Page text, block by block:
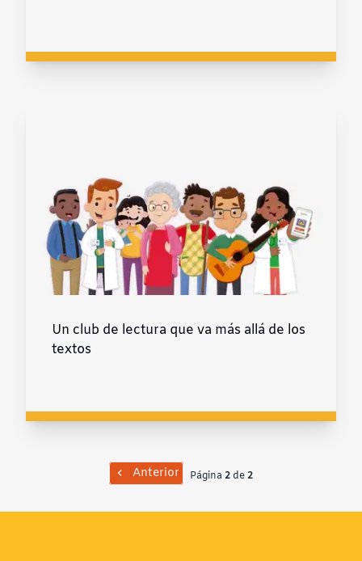
Un club de lectura que va más allá de los
textos
Anterior Página 2 de2